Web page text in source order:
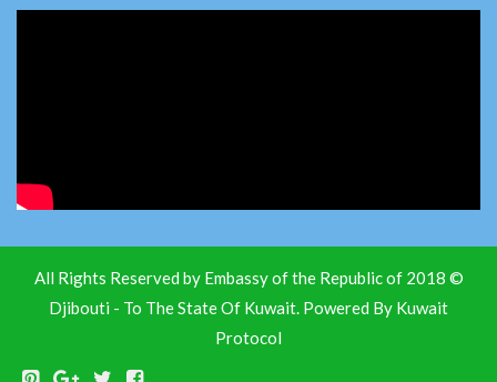
© 2018 All Rights Reserved by Embassy of the Republic of
Djibouti - To The State Of Kuwait. Powered By Kuwait
Protocol